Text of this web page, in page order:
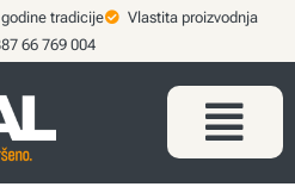
tradicije
Vlastita proizvodnja
66 769 004